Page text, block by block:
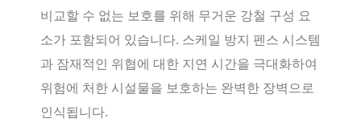
비교할 수 없는 보호를 위해 무거운 강철 구성 요
소가 포함되어 있습니다. 스케일 방지 펜스 시스템
과 잠재적인 위협에 대한 지연 시간을 극대화하여
위험에 처한 시설물을 보호하는 완벽한 장벽으로
인식됩니다.